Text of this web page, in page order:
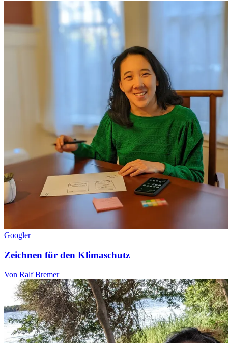
Googler
Zeichnen für den Klimaschutz
Von Ralf Bremer